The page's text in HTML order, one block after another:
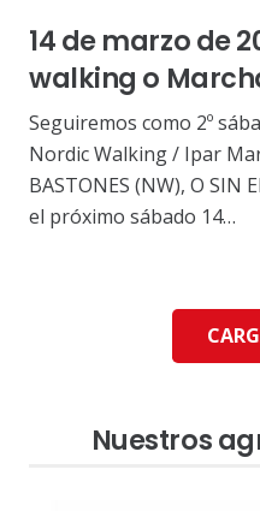
14 de marzo de
walking o
Seguiremos como 2º
Nordic Walking / Ipar
BASTONES (NW), O SIN
el próximo sábado 14…
Nuestros